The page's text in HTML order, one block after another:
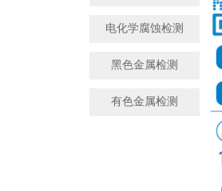
电化学腐蚀检测
黑色金属检测
有色金属检测